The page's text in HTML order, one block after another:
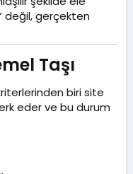
değil, gerçekten
Taşı​
biri site
eder ve bu durum